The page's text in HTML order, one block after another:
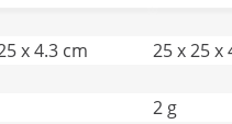
x 4.3 cm
25 x 25 x
2 g